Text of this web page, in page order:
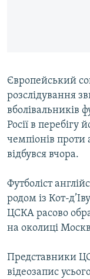
Усі сайти RFE/
Європейський
розслідування
вболівальників
Росії в перебігу
чемпіонів проти
відбувся вчора.
Футболіст
родом із Кот-
ЦСКА расово
на околиці
Представники
відеозапис